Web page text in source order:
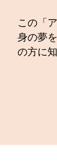
この「
身の夢
の方に